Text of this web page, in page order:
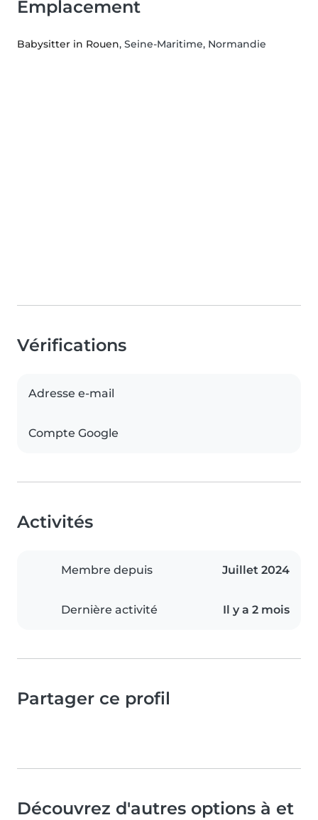
Emplacement
Babysitter in Rouen, Seine-Maritime, Normandie
Vérifications
Adresse e-mail
Compte Google
Activités
Membre depuis Juillet 2024
Dernière activité Il y a 2 mois
Partager ce profil
Découvrez d'autres options à et